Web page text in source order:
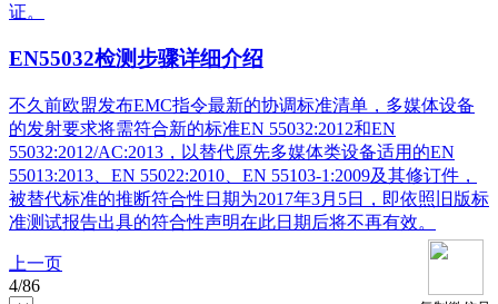
证。
EN55032检测步骤详细介绍
不久前欧盟发布EMC指令最新的协调标准清单，多媒体设备
的发射要求将需符合新的标准EN 55032:2012和EN
55032:2012/AC:2013，以替代原先多媒体类设备适用的EN
55013:2013、EN 55022:2010、EN 55103-1:2009及其修订件，
被替代标准的推断符合性日期为2017年3月5日，即依照旧版标
准测试报告出具的符合性声明在此日期后将不再有效。
上一页
4/86